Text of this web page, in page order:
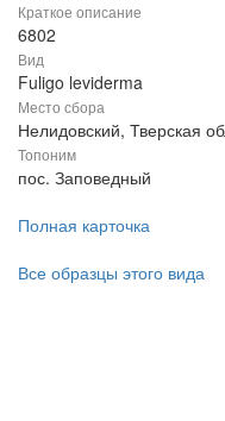
Краткое описание
6802
Вид
Fuligo leviderma
Место сбора
Нелидовский, Тверская
Топоним
пос. Заповедный
Полная карточка
Все образцы этого вида